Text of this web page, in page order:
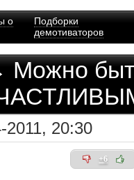
о
Подборки
демотиваторов
2011, 20:30
+6